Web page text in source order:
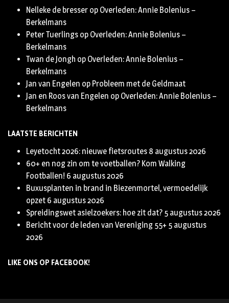
Nelleke de bresser op Overleden: Annie Bolenius –
Berkelmans
Peter Tuerlings op Overleden: Annie Bolenius –
Berkelmans
Twan de Jongh op Overleden: Annie Bolenius –
Berkelmans
Jan van Engelen op Probleem met de Geldmaat
Jan en Roos van Engelen op Overleden: Annie Bolenius –
Berkelmans
LAATSTE BERICHTEN
Leyetocht 2026: nieuwe fietsroutes 8 augustus 2026
60+ en nog zin om te voetballen? Kom Walking
Footballen! 6 augustus 2026
Buxusplanten in brand in Biezenmortel, vermoedelijk
opzet 6 augustus 2026
Spreidingswet asielzoekers: hoe zit dat? 5 augustus 2026
Bericht voor de leden van Vereniging 55+ 5 augustus
2026
LIKE ONS OP FACEBOOK!